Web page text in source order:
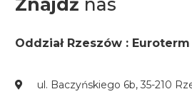
Znajdź nas
Oddział Rzeszów : Euroterm
ul. Baczyńskiego 6b, 35-210